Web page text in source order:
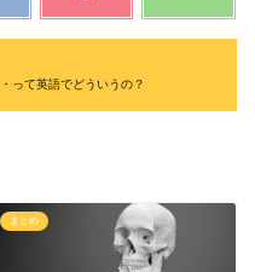
って英語でどういうの？
まとめ